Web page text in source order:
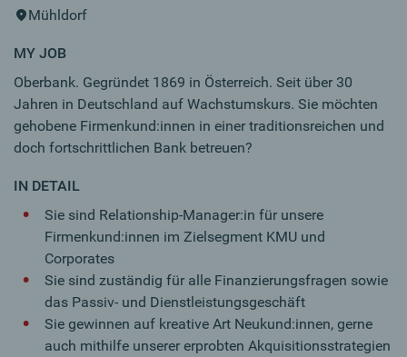
Mühldorf
MY JOB
Oberbank. Gegründet 1869 in Österreich. Seit über 30
Jahren in Deutschland auf Wachstumskurs. Sie möchten
gehobene Firmenkund:innen in einer traditionsreichen und
doch fortschrittlichen Bank betreuen?
IN DETAIL
Sie sind Relationship-Manager:in für unsere
Firmenkund:innen im Zielsegment KMU und
Corporates
Sie sind zuständig für alle Finanzierungsfragen sowie
das Passiv- und Dienstleistungsgeschäft
Sie gewinnen auf kreative Art Neukund:innen, gerne
auch mithilfe unserer erprobten Akquisitionsstrategien